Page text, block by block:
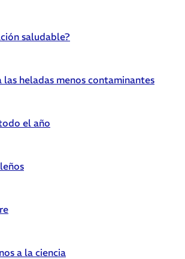
saludable?
las heladas menos contaminantes
el año
a la ciencia